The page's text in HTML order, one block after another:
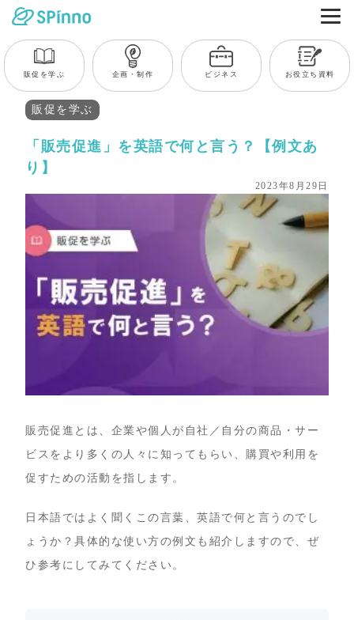
販促を学ぶ 企画・制作 ビジネス お役立ち資料
販促を学ぶ
「販売促進」を英語で何と言う？【例文あ
り】
2023年8月29日
販売促進とは、企業や個人が自社／自分の商品・サー
ビスをより多くの人々に知ってもらい、購買や利用を
促すための活動を指します。
日本語ではよく聞くこの言葉、英語で何と言うのでし
ょうか？具体的な使い方の例文も紹介しますので、ぜ
ひ参考にしてみてください。